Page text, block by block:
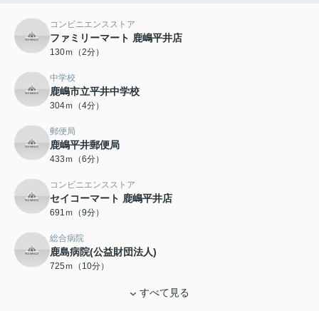
コンビニエンスストア
ファミリーマート 鹿嶋平井店
130ｍ（2分）
中学校
鹿嶋市立平井中学校
304ｍ（4分）
郵便局
鹿嶋平井郵便局
433ｍ（6分）
コンビニエンスストア
セイコーマート 鹿嶋平井店
691ｍ（9分）
総合病院
鹿島病院(公益財団法人)
725ｍ（10分）
すべて見る